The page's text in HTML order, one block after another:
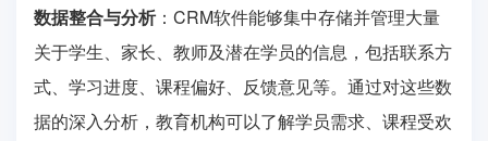
数据整合与分析：CRM软件能够集中存储并管理大量
关于学生、家长、教师及潜在学员的信息，包括联系方
式、学习进度、课程偏好、反馈意见等。通过对这些数
据的深入分析，教育机构可以了解学员需求、课程受欢